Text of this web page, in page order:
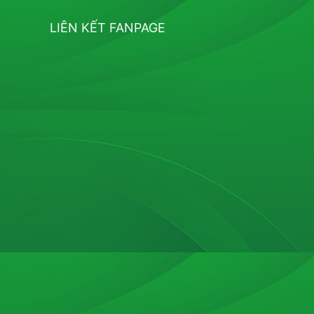
LIÊN KẾT FANPAGE